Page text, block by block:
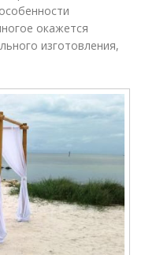
окажется
изготовления,